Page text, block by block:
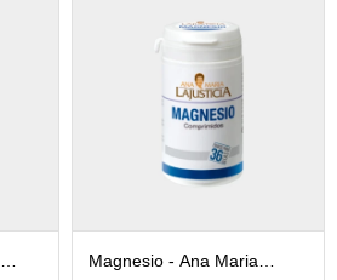
Magnesio - Ana Maria